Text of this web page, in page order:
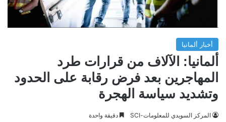
أخبار ألمانيا
ألمانيا: الآلاف من قرارات طرد
المهاجرين بعد فرض رقابة على الحدود
وتشديد سياسة الهجرة
المركز السويدي للمعلومات-SCI دقيقة واحدة